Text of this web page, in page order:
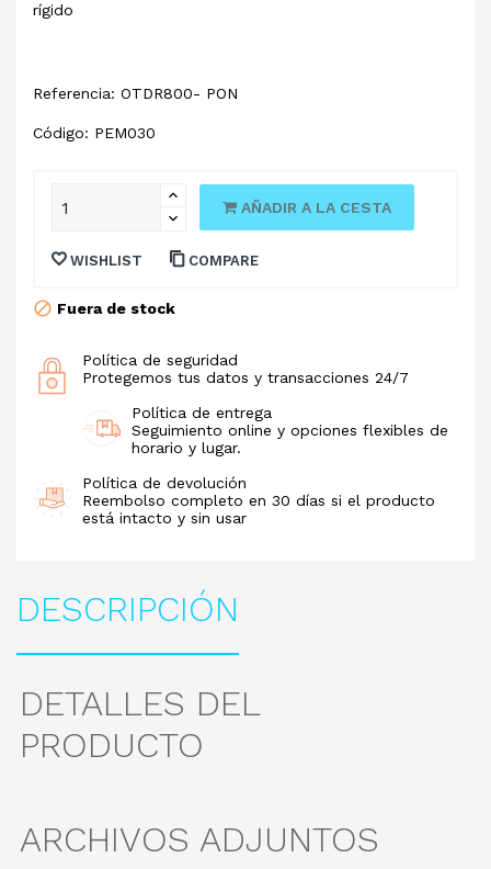
rígido
Referencia: OTDR800- PON
Código: PEM030
AÑADIR A LA CESTA
WISHLIST COMPARE
Fuera de stock
Política de seguridad
Protegemos tus datos y transacciones 24/7
Política de entrega
Seguimiento online y opciones flexibles de
horario y lugar.
Política de devolución
Reembolso completo en 30 días si el producto
está intacto y sin usar
DESCRIPCIÓN
DETALLES DEL
PRODUCTO
ARCHIVOS ADJUNTOS